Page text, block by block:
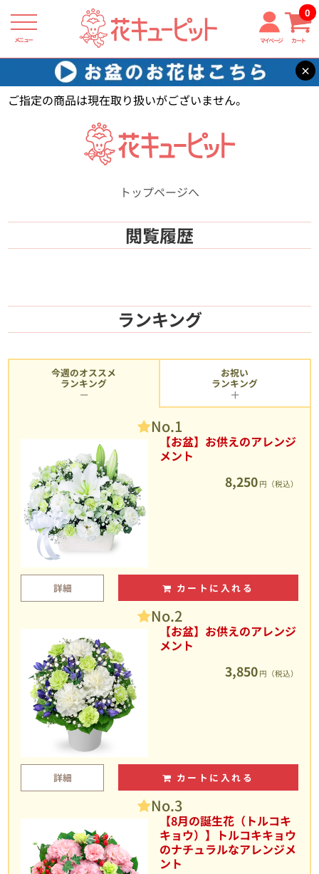
メニュー マイページ カート
0
×
花キューピット 【】
ご指定の商品は現在取り扱いがございません。
トップページへ
閲覧履歴
ランキング
今週のオススメ
ランキング
No.1
【お盆】お供えのアレンジ
メント
8,250 円（税込）
詳細 カートに入れる
No.2
【お盆】お供えのアレンジ
メント
3,850 円（税込）
詳細 カートに入れる
No.3
【8月の誕生花（トルコキ
キョウ）】トルコキキョウ
のナチュラルなアレンジメ
ント
お祝い
ランキング